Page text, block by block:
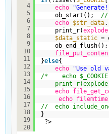
4
5
6
7
8
9
10
11
12
13
14
15
16
17
18
19
20
echo
ob_start(); //
echo $str_data.
print_r(explode
$data_static =
}else{
echo
"Use old
/*    echo
echo
echo filemtime
//  echo
}
?>